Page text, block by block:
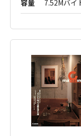
容量 7.52Mバイ